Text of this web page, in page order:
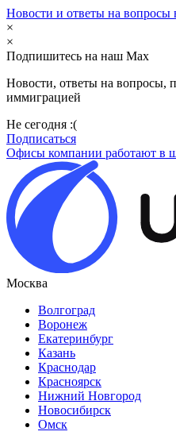
Новости и ответы на
×
×
Подпишитесь на наш Max
Новости, ответы на вопросы,
иммиграцией
Не сегодня :(
Подписаться
Офисы компании работают в
Москва
Волгоград
Воронеж
Екатеринбург
Казань
Краснодар
Красноярск
Нижний Новгород
Новосибирск
Омск